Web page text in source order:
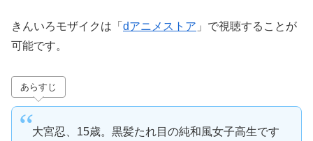
きんいろモザイクは「 dアニメストア 」で視聴することが
可能です。
あらすじ
大宮忍、15歳。黒髪たれ目の純和風女子高生です